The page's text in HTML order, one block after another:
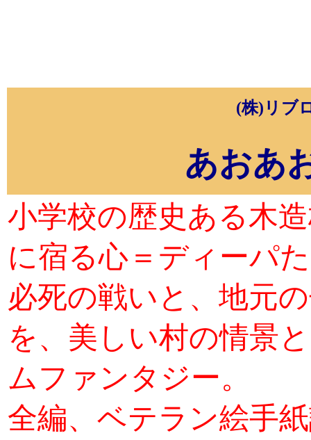
(株)リブ
あおあ
小学校の歴史ある木
に宿る心＝ディーパ
必死の戦いと、地元
を、美しい村の情景
ムファンタジー。
全編、ベテラン絵手